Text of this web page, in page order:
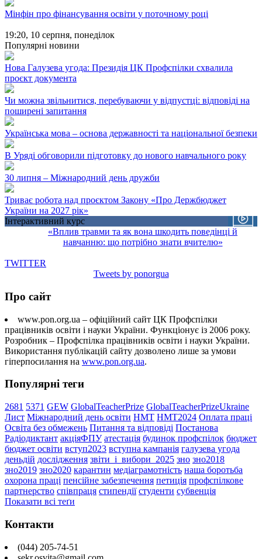
Мінфін про фінансування освіти у поточному році
19:20, 10 серпня, понеділок
Популярні новини
Нова Галузева угода: Президія ЦК Профспілки схвалила
проєкт документа
Чи можна звільнитися, перебуваючи у відпустці: відповіді на
поширені запитання
Українська мова – основа державності та національної безпеки
В Уряді обговорили підготовку до нового навчального року
30 липня – Міжнародний день дружби
Триває робота над проєктом Закону «Про Держбюджет
України на 2027 рік»
Інтерактивний курс
«Вплив травми та як вона шкодить поведінці й
навчанню: що потрібно знати вчителю»
TWITTER
Tweets by ponorgua
Про сайт
www.pon.org.ua – офіційний сайт ЦК Профспілки
працівників освіти і науки України. Функціонує із 2006 року.
Розробник – Профспілка працівників освіти і науки України.
Використання публікацій сайту дозволено лише за умови
гіперпосилання на www.pon.org.ua.
Популярні теги
2681 5371 GEW GlobalTeacherPrize GlobalTeacherPrizeUkraine
Лист Міжнародний день освіти НМТ НМТ2024 Оплата праці
Освіта без обмежень Питання та відповіді Постанова
Радіодиктант акціяФПУ атестація будинок профспілок бюджет
бюджет освіти вступ2023 вступна кампанія галузева угода
деньдій дослідження звіти_і_вибори_2025 зно зно2018
зно2019 зно2020 карантин медіаграмотність наша боротьба
охорона праці пенсійне забезпечення петиція профспілкове
партнерство співпраця стипендії студенти субвенція
Показати всі теґи
Контакти
(044) 205-74-51